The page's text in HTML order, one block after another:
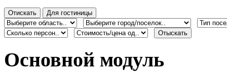
Основной модуль